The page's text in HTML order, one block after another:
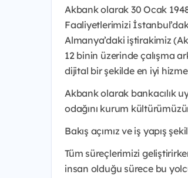
Akbank olarak 30 Ocak
Faaliyetlerimizi
Almanya’daki iştirakimiz
12 binin üzerinde çalışma
dijital bir şekilde en iyi
Akbank olarak bankacılık
odağını kurum
Bakış açımız ve iş yapış
Tüm süreçlerimizi
insan olduğu sürece bu